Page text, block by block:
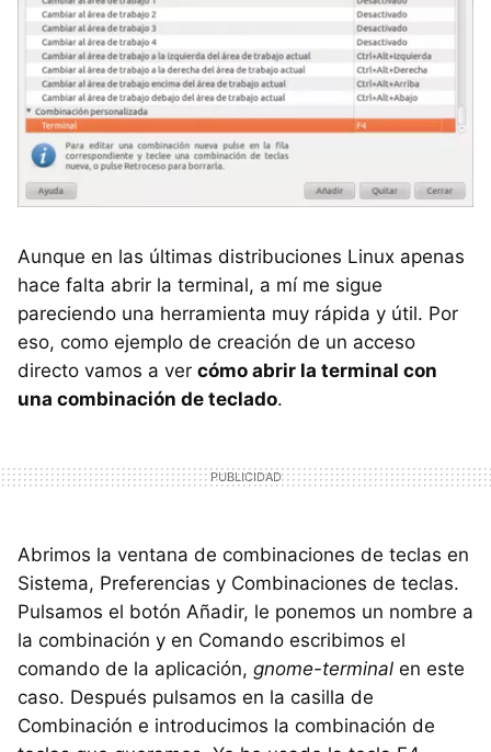
Aunque en las últimas distribuciones Linux apenas
hace falta abrir la terminal, a mí me sigue
pareciendo una herramienta muy rápida y útil. Por
eso, como ejemplo de creación de un acceso
directo vamos a ver cómo abrir la terminal con
una combinación de teclado.
Abrimos la ventana de combinaciones de teclas en
Sistema, Preferencias y Combinaciones de teclas.
Pulsamos el botón Añadir, le ponemos un nombre a
la combinación y en Comando escribimos el
comando de la aplicación, gnome-terminal en este
caso. Después pulsamos en la casilla de
Combinación e introducimos la combinación de